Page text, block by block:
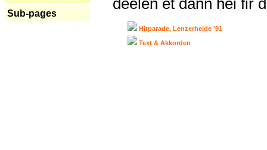
Sub-pages
deelen et dann hei fir
Hitparade, Lenzerheide '91
Text & Akkorden